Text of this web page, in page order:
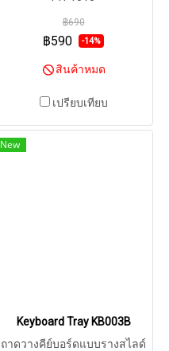
฿690
฿590 -14%
สินค้าหมด
เปรียบเทียบ
New
Keyboard Tray KB003B
ถาดวางคีย์บอร์ดแบบรางสไลด์